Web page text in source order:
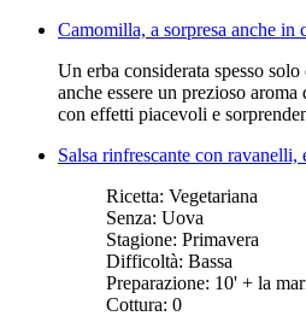
Camomilla, a sorpresa anche in
Un erba considerata spesso
anche essere un prezioso
con effetti piacevoli e
Salsa rinfrescante con ravanelli,
Ricetta: Vegetariana
Senza: Uova
Stagione: Primavera
Difficoltà: Bassa
Preparazione: 10' + la
Cottura: 0